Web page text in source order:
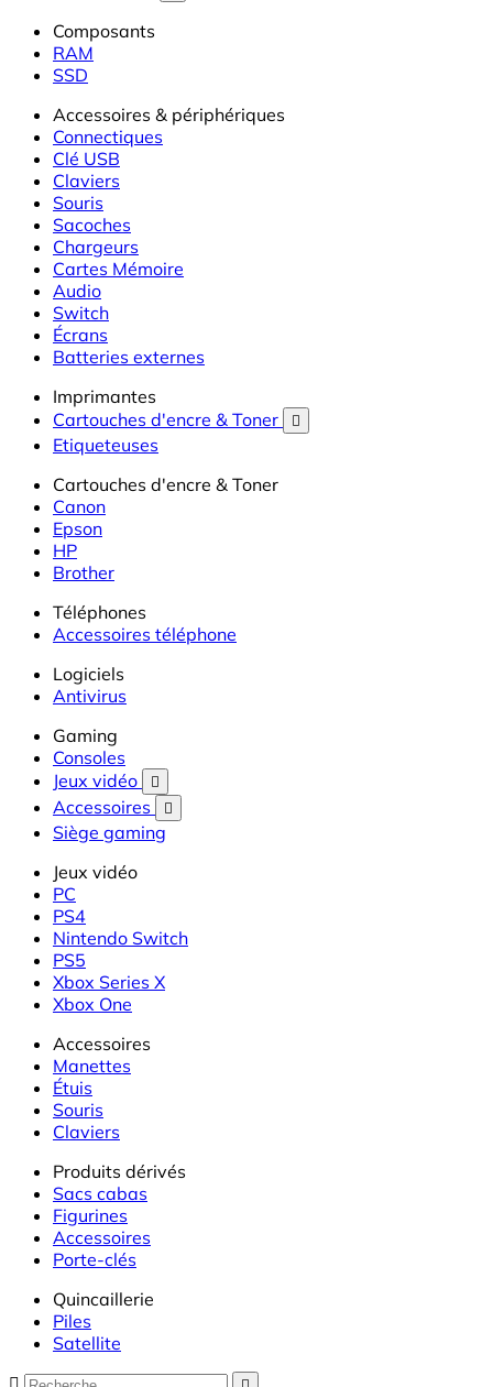
Composants
RAM
SSD
Accessoires & périphériques
Connectiques
Clé USB
Claviers
Souris
Sacoches
Chargeurs
Cartes Mémoire
Audio
Switch
Écrans
Batteries externes
Imprimantes
Cartouches d'encre & Toner

Etiqueteuses
Cartouches d'encre & Toner
Canon
Epson
HP
Brother
Téléphones
Accessoires téléphone
Logiciels
Antivirus
Gaming
Consoles
Jeux vidéo

Accessoires 
Siège gaming
Jeux vidéo
PC
PS4
Nintendo Switch
PS5
Xbox Series X
Xbox One
Accessoires
Manettes
Étuis
Souris
Claviers
Produits dérivés
Sacs cabas
Figurines
Accessoires
Porte-clés
Quincaillerie
Piles
Satellite